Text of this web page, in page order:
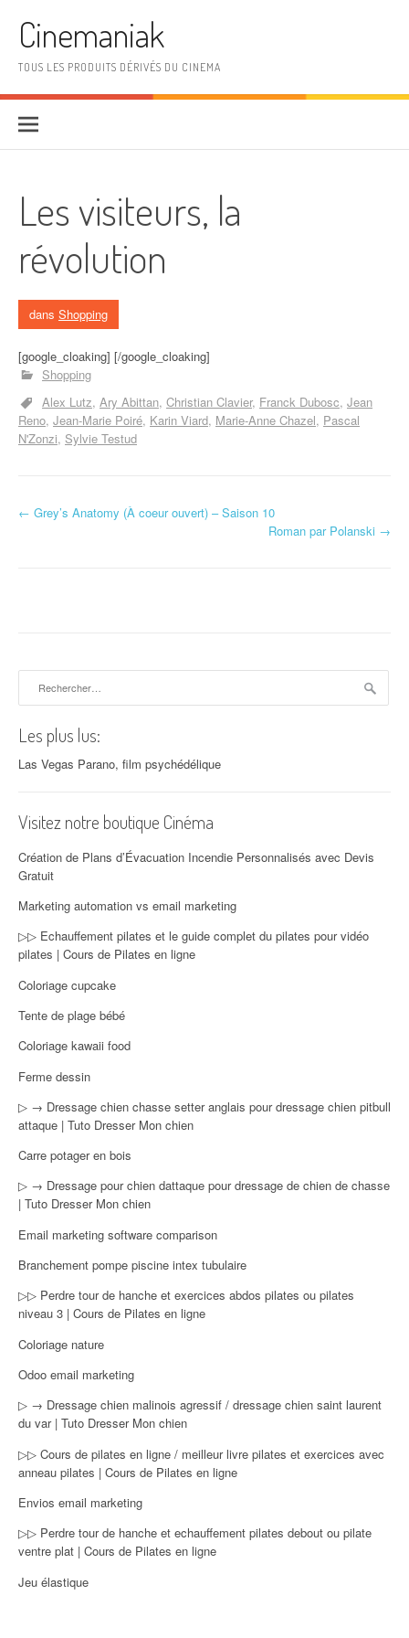
Cinemaniak
TOUS LES PRODUITS DÉRIVÉS DU CINEMA
Les visiteurs, la
révolution
dans Shopping
[google_cloaking] [/google_cloaking]
Shopping
Alex Lutz Ary Abittan Christian Clavier Franck Dubosc Jean
Reno Jean-Marie Poiré Karin Viard Marie-Anne Chazel Pascal
N'Zonzi Sylvie Testud
Navigation d'article
← Grey’s Anatomy (À coeur ouvert) – Saison 10
Roman par Polanski →
Les plus lus:
Las Vegas Parano, film psychédélique
Visitez notre boutique Cinéma
Création de Plans d’Évacuation Incendie Personnalisés avec Devis
Gratuit
Marketing automation vs email marketing
▷▷ Echauffement pilates et le guide complet du pilates pour vidéo
pilates | Cours de Pilates en ligne
Coloriage cupcake
Tente de plage bébé
Coloriage kawaii food
Ferme dessin
▷ → Dressage chien chasse setter anglais pour dressage chien pitbull
attaque | Tuto Dresser Mon chien
Carre potager en bois
▷ → Dressage pour chien dattaque pour dressage de chien de chasse
| Tuto Dresser Mon chien
Email marketing software comparison
Branchement pompe piscine intex tubulaire
▷▷ Perdre tour de hanche et exercices abdos pilates ou pilates
niveau 3 | Cours de Pilates en ligne
Coloriage nature
Odoo email marketing
▷ → Dressage chien malinois agressif / dressage chien saint laurent
du var | Tuto Dresser Mon chien
▷▷ Cours de pilates en ligne / meilleur livre pilates et exercices avec
anneau pilates | Cours de Pilates en ligne
Envios email marketing
▷▷ Perdre tour de hanche et echauffement pilates debout ou pilate
ventre plat | Cours de Pilates en ligne
Jeu élastique